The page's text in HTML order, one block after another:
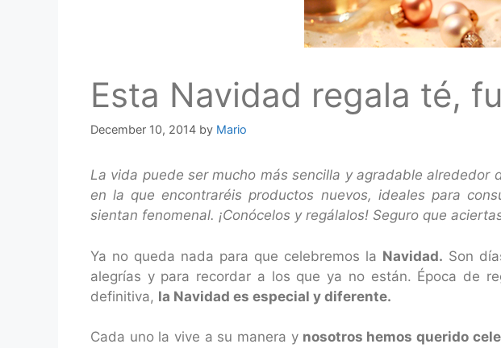
Esta Navidad regala té,
December 10, 2014 by Mario
La vida puede ser mucho más sencilla y agradable
en la que encontraréis productos nuevos, ideales para
sientan fenomenal. ¡Conócelos y regálalos! Seguro que
Ya no queda nada para que celebremos la Navidad. Son
alegrías y para recordar a los que ya no están. Época de
definitiva, la Navidad es especial y diferente.
Cada uno la vive a su manera ynosotros hemos querido